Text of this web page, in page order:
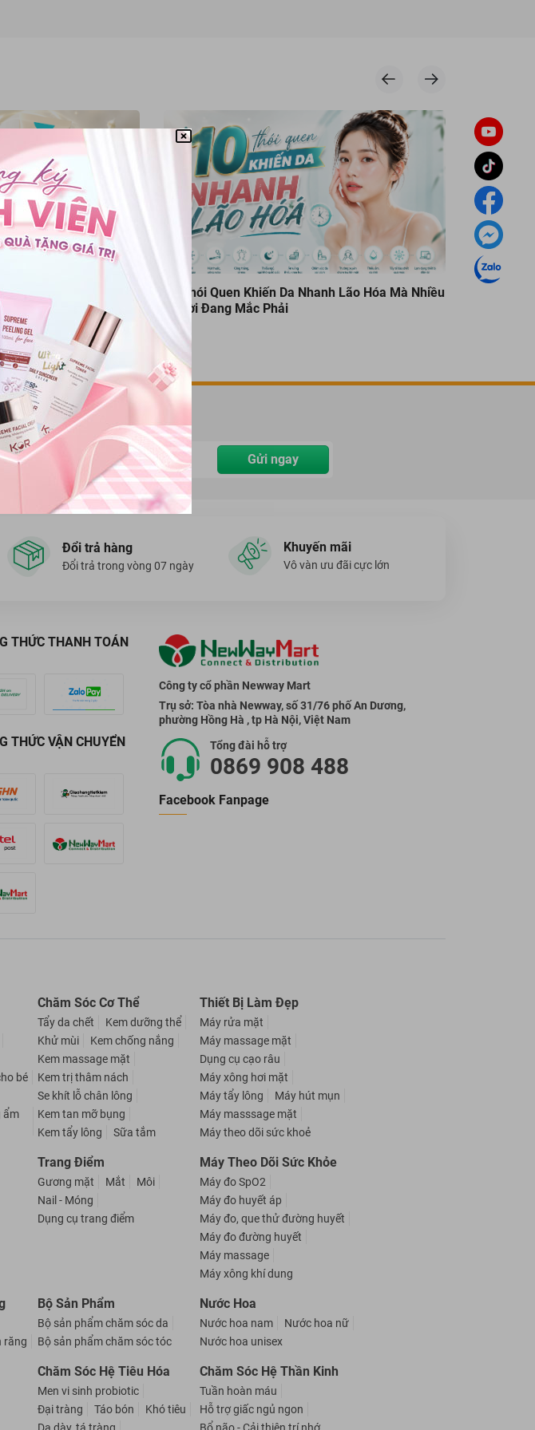
Căng Bóng Da
10 Thói Quen Khiến Da Nhanh Lão Hóa Mà Nhiều
Người Đang Mắc Phải
Gửi ngay
Đổi trả hàng
Đổi trả trong vòng 07 ngày
Khuyến mãi
Vô vàn ưu đãi cực lớn
THỨC THANH TOÁN
THỨC VẬN CHUYỂN
Công ty cổ phần Newway Mart
Trụ sở: Tòa nhà Newway, số 31/76 phố An Dương,
phường Hồng Hà , tp Hà Nội, Việt Nam
Tổng đài hỗ trợ
0869 908 488
Facebook Fanpage
bé
ẩm
Chăm Sóc Cơ Thể
Tẩy da chết
Kem dưỡng thể
Khử mùi
Kem chống nắng
Kem massage mặt
Kem trị thâm nách
Se khít lỗ chân lông
Kem tan mỡ bụng
Kem tẩy lông
Sữa tắm
Thiết Bị Làm Đẹp
Máy rửa mặt
Máy massage mặt
Dụng cụ cạo râu
Máy xông hơi mặt
Máy tẩy lông
Máy hút mụn
Máy masssage mặt
Máy theo dõi sức khoẻ
Trang Điểm
Gương mặt Mắt
Môi
Nail - Móng
Dụng cụ trang điểm
Máy Theo Dõi Sức Khỏe
Máy đo SpO2
Máy đo huyết áp
Máy đo, que thử đường huyết
Máy đo đường huyết
Máy massage
Máy xông khí dung
răng
Bộ Sản Phẩm
Bộ sản phẩm chăm sóc da
Bộ sản phẩm chăm sóc tóc
Nước Hoa
Nước hoa nam
Nước hoa nữ
Nước hoa unisex
Chăm Sóc Hệ Tiêu Hóa
Men vi sinh probiotic
Đại tràng
Táo bón
Khó tiêu
Chăm Sóc Hệ Thần Kinh
Tuần hoàn máu
Hỗ trợ giấc ngủ ngon